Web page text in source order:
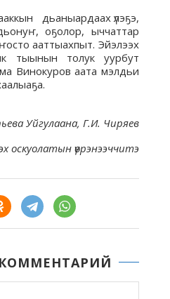
дьаныардаах үлэҕэ,
оҕолор, ыччаттар
ааттыахпыт. Эйэлээх
тыынын толук уурбут
Винокуров аата мэлдьи
Уйгулаана, Г.И. Чиряев
оскуолатын үөрэнээччитэ